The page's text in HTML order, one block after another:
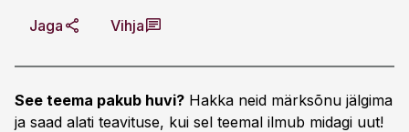
Jaga Vihja
See teema pakub huvi? Hakka neid märksõnu jälgima
ja saad alati teavituse, kui sel teemal ilmub midagi uut!